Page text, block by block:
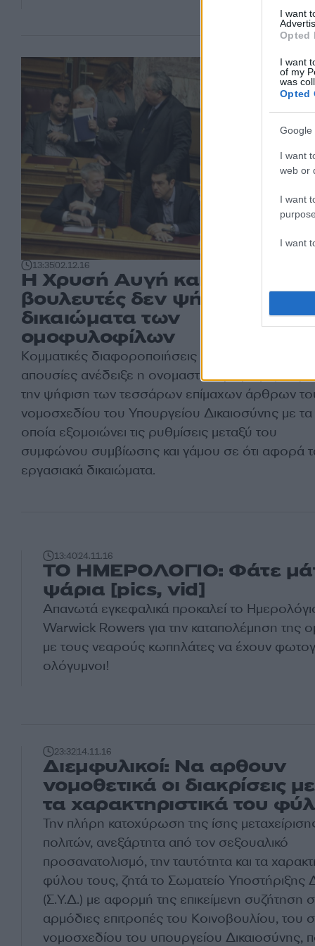
I want
Opted
I want
of my
was
Opted
Google
I want
web or
I want
I want
13:3502.12.16
Η Χρυσή Αυγή και άλλοι 55
βουλευτές δεν ψήφισαν τα
δικαιώματα των
ομοφυλοφίλων
Κομματικές διαφοροποιήσεις αλλά και πολλές
απουσίες ανέδειξε η ονομαστική ψηφοφορία για
την ψήφιση των τεσσάρων επίμαχων άρθρων
νομοσχεδίου του Υπουργείου Δικαιοσύνης με τα
οποία εξομοιώνει τις ρυθμίσεις μεταξύ του
συμφώνου συμβίωσης και γάμου σε ότι αφορά
εργασιακά δικαιώματα.
13:4024.11.16
ΤΟ ΗΜΕΡΟΛΟΓΙΟ: Φάτε
ψάρια [pics, vid]
Απανωτά εγκεφαλικά προκαλεί το
Warwick Rowers για την καταπολέμηση της
με τους νεαρούς κωπηλάτες να έχουν
ολόγυμνοι!
23:3214.11.16
Διεμφυλικοί: Να αρθουν
νομοθετικά οι διακρίσεις
τα χαρακτηριστικά του
Την πλήρη κατοχύρωση της ίσης
πολιτών, ανεξάρτητα από τον σεξουαλικό
προσανατολισμό, την ταυτότητα και τα
φύλου τους, ζητά το Σωματείο Υποστήριξης
(Σ.Υ.Δ.) με αφορμή της επικείμενη συζήτηση
αρμόδιες επιτροπές του Κοινοβουλίου, του
νομοσχεδίου του υπουργείου Δικαιοσύνης,